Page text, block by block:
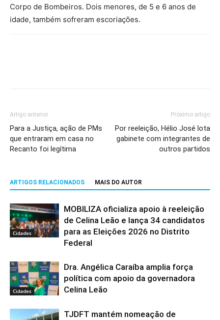
Corpo de Bombeiros. Dois menores, de 5 e 6 anos de
idade, também sofreram escoriações.
Artigo anterior
Para a Justiça, ação de PMs
que entraram em casa no
Recanto foi legítima
Próximo artigo
Por reeleição, Hélio José lota
gabinete com integrantes de
outros partidos
ARTIGOS RELACIONADOS MAIS DO AUTOR
Cidades
MOBILIZA oficializa apoio à reeleição
de Celina Leão e lança 34 candidatos
para as Eleições 2026 no Distrito
Federal
Cidades
Dra. Angélica Caraíba amplia força
política com apoio da governadora
Celina Leão
TJDFT mantém nomeação de